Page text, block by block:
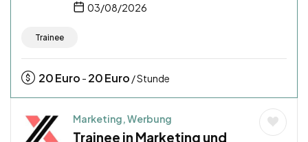
03/08/2026
Trainee
20Euro - 20Euro / Stunde
Marketing, Werbung
Trainee in Marketing und